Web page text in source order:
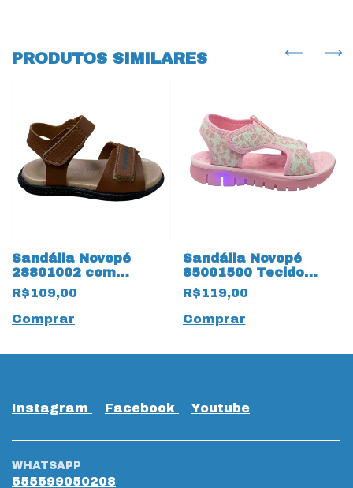
PRODUTOS SIMILARES
Sandália Novopé
28801002 com
ajustes 18814
Marrom
R$109,00
Comprar
Sandália Novopé
85001500 Tecido
14211 Rosa com LED
R$119,00
Comprar
Instagram Facebook Youtube
WHATSAPP
555599050208